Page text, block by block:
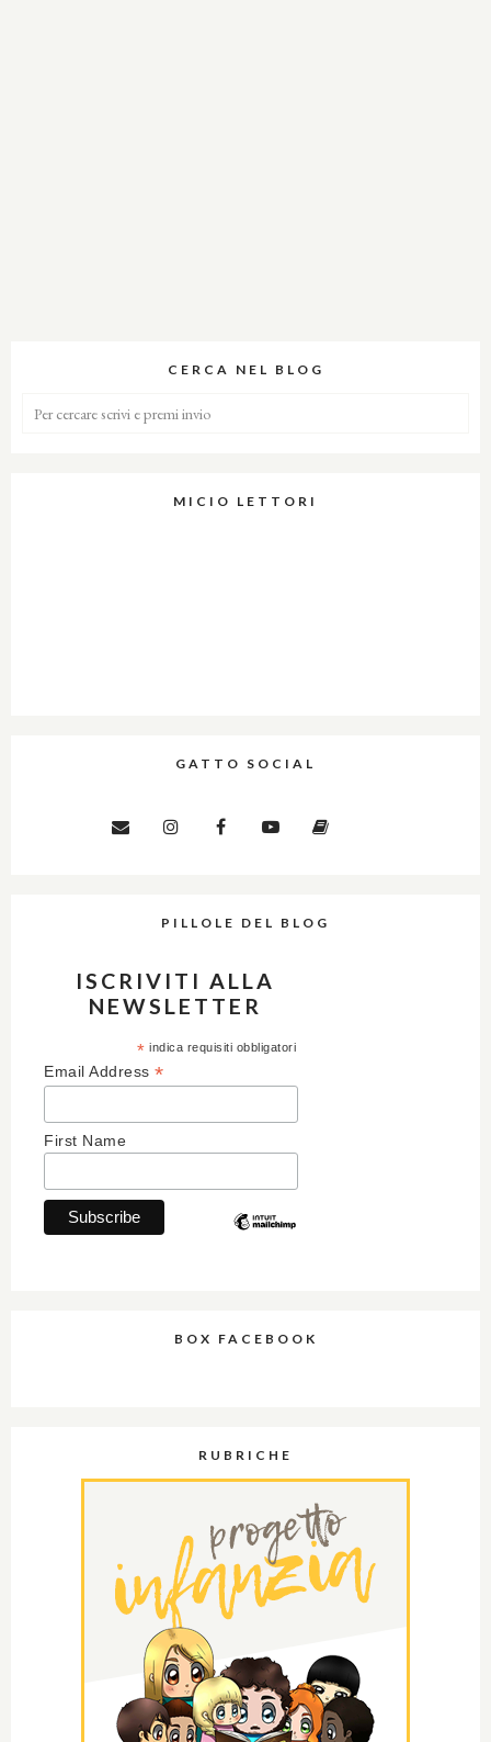
CERCA NEL BLOG
MICIO LETTORI
GATTO SOCIAL
PILLOLE DEL BLOG
ISCRIVITI ALLA
NEWSLETTER
* indica requisiti obbligatori
Email Address *
First Name
BOX FACEBOOK
RUBRICHE